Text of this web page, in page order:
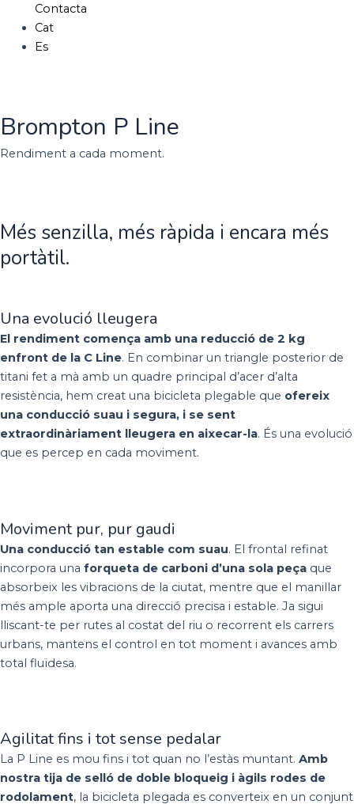
Contacta
Cat
Es
Brompton P Line
Rendiment a cada moment.
Més senzilla, més ràpida i encara més
portàtil.
Una evolució lleugera
El rendiment comença amb una reducció de 2 kg
enfront de la C Line. En combinar un triangle posterior de
titani fet a mà amb un quadre principal d’acer d’alta
resistència, hem creat una bicicleta plegable que ofereix
una conducció suau i segura, i se sent
extraordinàriament lleugera en aixecar-la. És una evolució
que es percep en cada moviment.
Moviment pur, pur gaudi
Una conducció tan estable com suau. El frontal refinat
incorpora una forqueta de carboni d’una sola peça que
absorbeix les vibracions de la ciutat, mentre que el manillar
més ample aporta una direcció precisa i estable. Ja sigui
lliscant-te per rutes al costat del riu o recorrent els carrers
urbans, mantens el control en tot moment i avances amb
total fluïdesa.
Agilitat fins i tot sense pedalar
La P Line es mou fins i tot quan no l’estàs muntant. Amb
nostra tija de selló de doble bloqueig i àgils rodes de
rodolament, la bicicleta plegada es converteix en un conjunt